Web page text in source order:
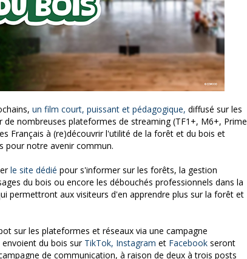
un film court, puissant et pédagogique, diffusé sur les
de nombreuses plateformes de streaming (TF1+, M6+, Prime
Français à (re)découvrir l'utilité de la forêt et du bois et
pour notre avenir commun.
le site dédié pour s'informer sur les forêts, la gestion
du bois ou encore les débouchés professionnels dans la
permettront aux visiteurs d'en apprendre plus sur la forêt et
sur les plateformes et réseaux via une campagne
du bois sur TikTok, Instagram et Facebook seront
de communication, à raison de deux à trois posts